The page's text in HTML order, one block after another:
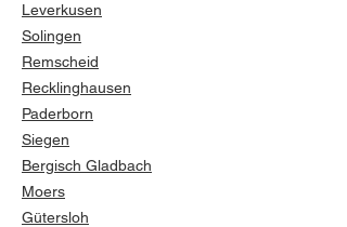
Leverkusen
Solingen
Remscheid
Recklinghausen
Paderborn
Siegen
Bergisch Gladbach
Moers
Gütersloh